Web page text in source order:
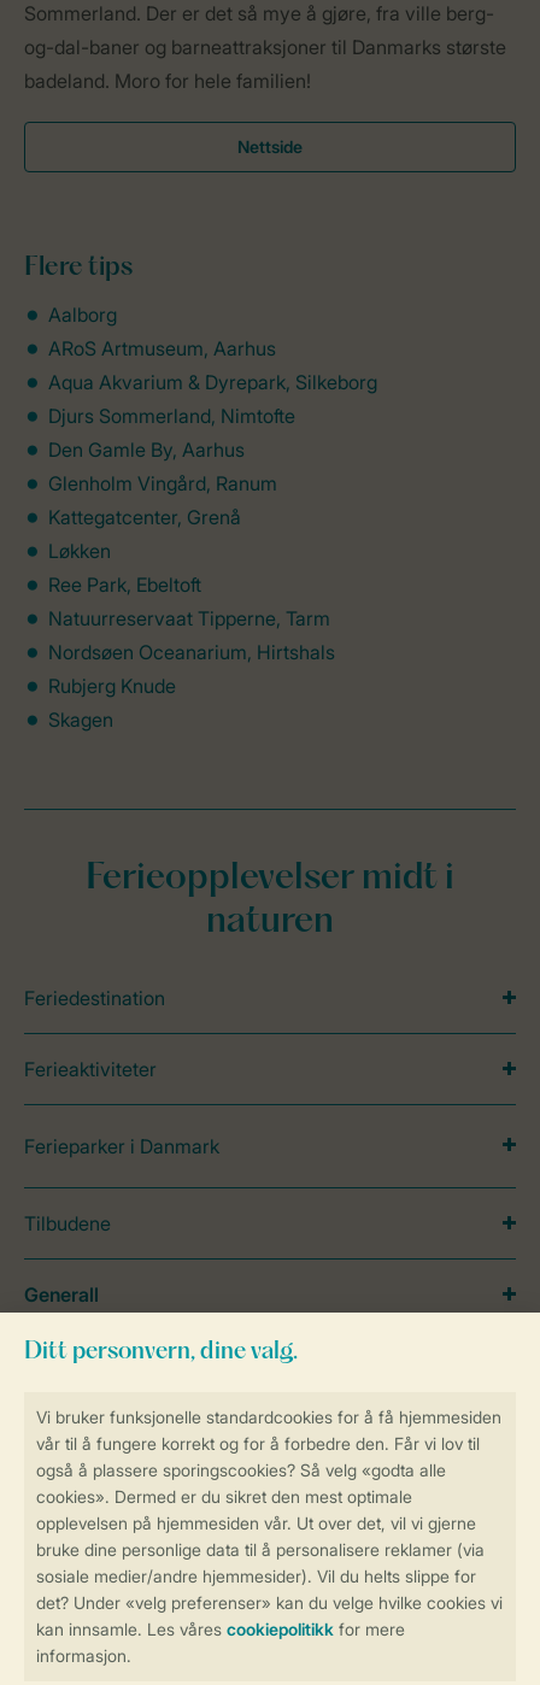
Sommerland. Der er det så mye å gjøre, fra ville berg-
og-dal-baner og barneattraksjoner til Danmarks største
badeland. Moro for hele familien!
Nettside
Flere tips
Aalborg
ARoS Artmuseum, Aarhus
Aqua Akvarium & Dyrepark, Silkeborg
Djurs Sommerland, Nimtofte
Den Gamle By, Aarhus
Glenholm Vingård, Ranum
Kattegatcenter, Grenå
Løkken
Ree Park, Ebeltoft
Natuurreservaat Tipperne, Tarm
Nordsøen Oceanarium, Hirtshals
Rubjerg Knude
Skagen
Sikker og rask online booking
Sikker datahåndtering
Sikker betaling
Ferieopplevelser midt i
naturen
Feriedestination
Ferieaktiviteter
Ferieparker i Danmark
Tilbudene
Generall
Service
Betalingsmuligheder